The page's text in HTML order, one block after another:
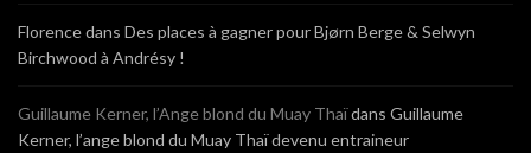
Florencedans Des places à gagner pour Bjørn Berge & Selwyn
Birchwood à Andrésy !
Guillaume Kerner, l’Ange blond du Muay Thaïdans Guillaume
Kerner, l’ange blond du Muay Thaï devenu entraineur